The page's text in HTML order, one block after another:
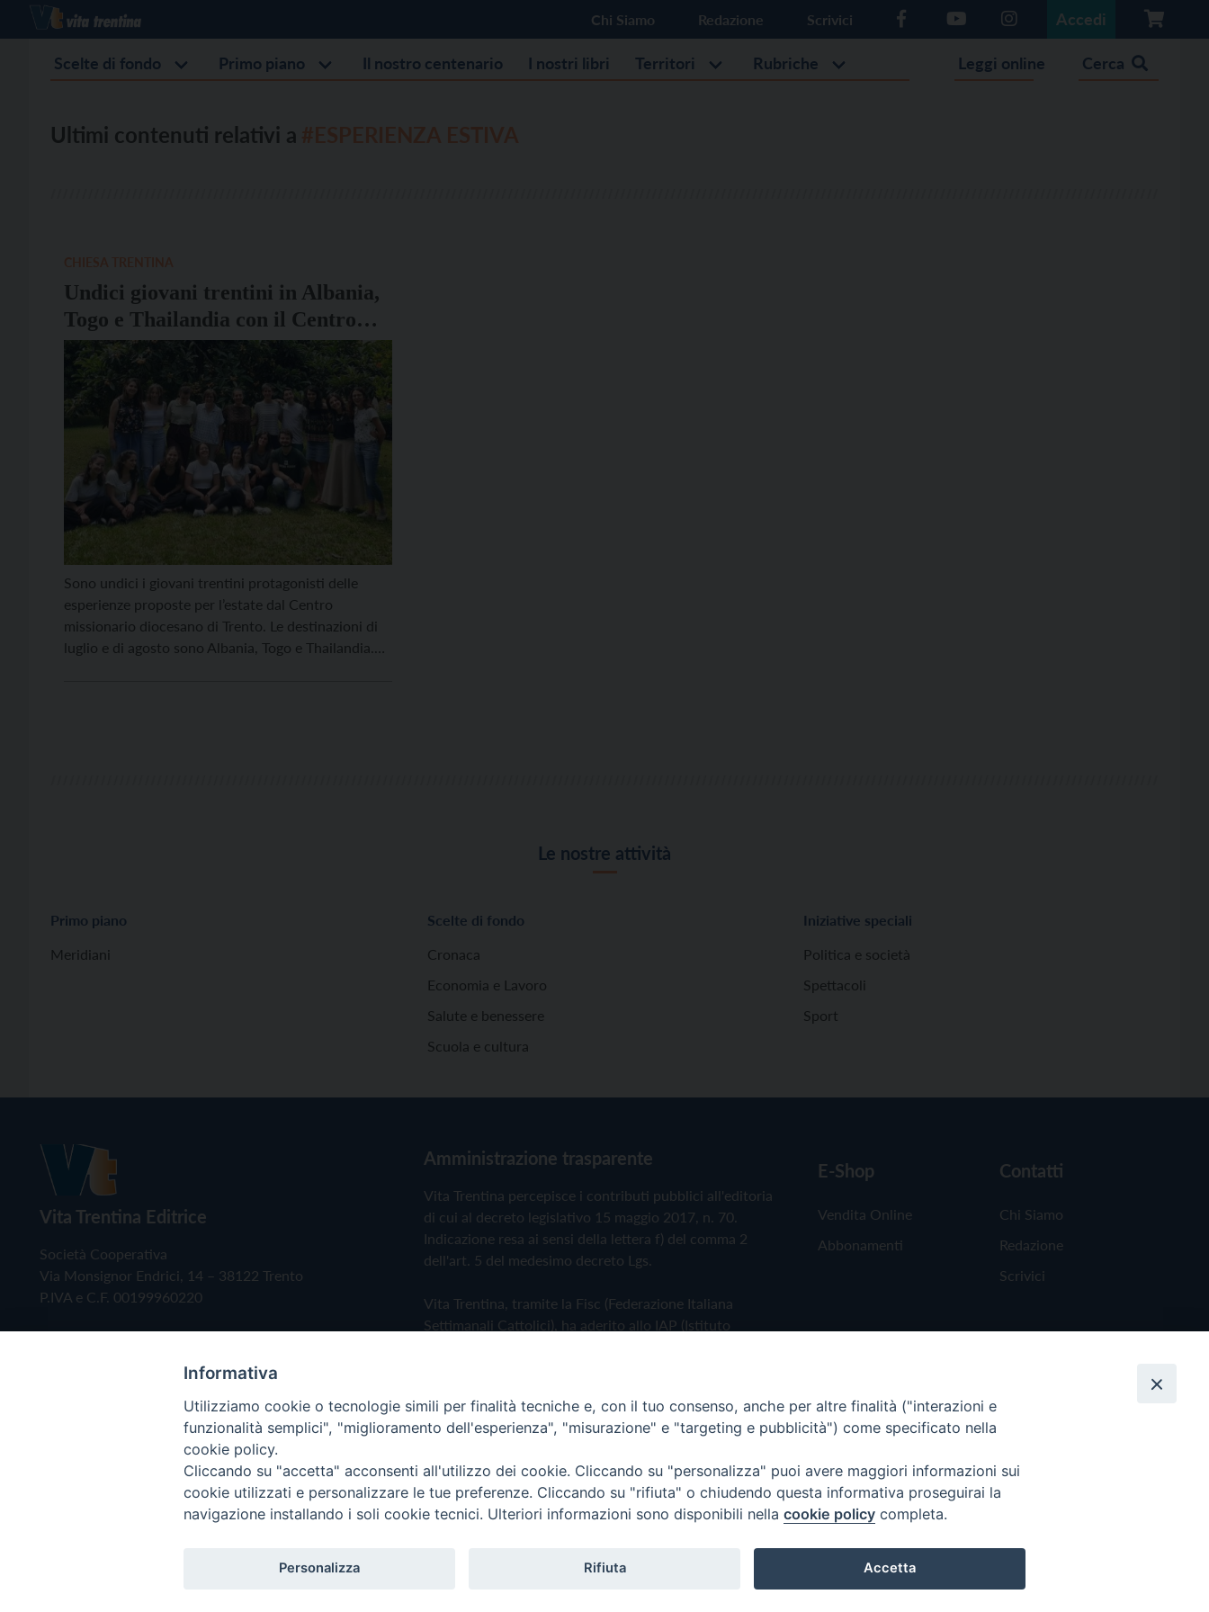
Chi Siamo Redazione Scrivici Accedi
Scelte di fondo Primo piano Il nostro centenario I nostri libri Territori Rubriche Leggi online Cerca
Ultimi contenuti relativi a
Undici giovani trentini in Albania,
Togo e Thailandia con il Centro
missionario diocesano
Sono undici i giovani trentini protagonisti delle
esperienze proposte per l’estate dal Centro
missionario diocesano di Trento. Le destinazioni di
luglio e di agosto sono Albania, Togo e Thailandia.
Le nostre attività
Primo piano
Meridiani
Scelte di fondo
Cronaca
Economia e Lavoro
Salute e benessere
Scuola e cultura
Iniziative speciali
Politica e società
Spettacoli
Sport
Vita Trentina Editrice
Società Cooperativa
Via Monsignor Endrici, 14 – 38122 Trento
P.IVA e C.F. 00199960220
Amministrazione trasparente
Vita Trentina percepisce i contributi pubblici all'editoria
di cui al decreto legislativo 15 maggio 2017, n. 70.
Indicazione resa ai sensi della lettera f) del comma 2
dell'art. 5 del medesimo decreto Lgs.
Vita Trentina, tramite la Fisc (Federazione Italiana
Settimanali Cattolici), ha aderito allo IAP (Istituto
Privacy Policy Cookie Policy
E-Shop
Vendita Online
Abbonamenti
Contatti
Chi Siamo
Redazione
Scrivici
Copyright © 2019 - Tutti i diritti riservati - Vita Trentina Editrice
Informativa
Utilizziamo cookie o tecnologie simili per finalità tecniche e, con il tuo consenso, anche per altre finalità ("interazioni e
funzionalità semplici", "miglioramento dell'esperienza", "misurazione" e "targeting e pubblicità") come specificato nella
cookie policy.
Cliccando su "accetta" acconsenti all'utilizzo dei cookie. Cliccando su "personalizza" puoi avere maggiori informazioni sui
cookie utilizzati e personalizzare le tue preferenze. Cliccando su "rifiuta" o chiudendo questa informativa proseguirai la
navigazione installando i soli cookie tecnici. Ulteriori informazioni sono disponibili nella cookie policy completa.
Personalizza Rifiuta Accetta